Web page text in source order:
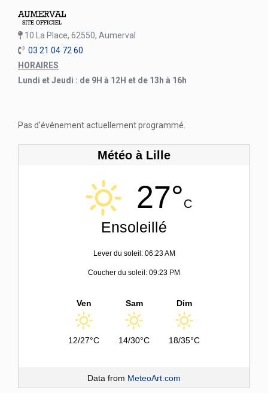
10 La Place, 62550, Aumerval
03 21 04 72 60
HORAIRES
Lundi et Jeudi : de 9H à 12H et de 13h à 16h
Pas d'événement actuellement programmé.
Météo à Lille
27°C
Ensoleillé
Lever du soleil: 06:23 AM
Coucher du soleil: 09:23 PM
Ven
12/27°C
Sam
14/30°C
Dim
18/35°C
Data from MeteoArt.com